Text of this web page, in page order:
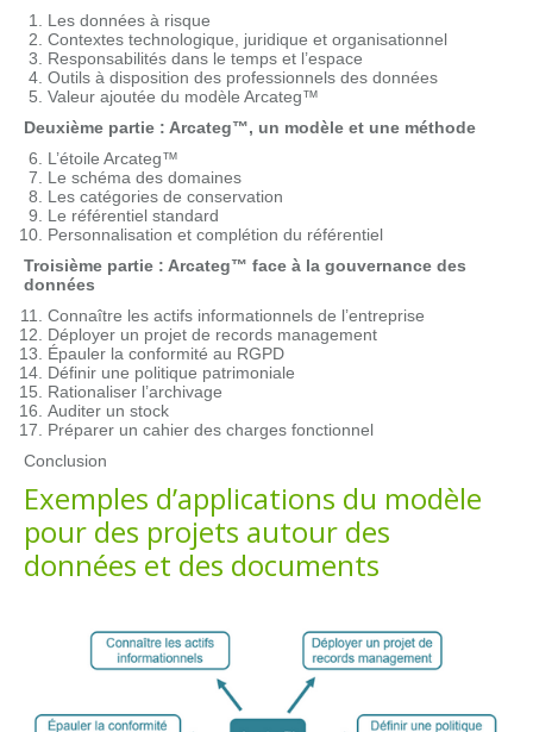
Les données à risque
Contextes technologique, juridique et organisationnel
Responsabilités dans le temps et l’espace
Outils à disposition des professionnels des données
Valeur ajoutée du modèle Arcateg™
Deuxième partie : Arcateg™, un modèle et une méthode
L’étoile Arcateg™
Le schéma des domaines
Les catégories de conservation
Le référentiel standard
Personnalisation et complétion du référentiel
Troisième partie : Arcateg™ face à la gouvernance des
données
Connaître les actifs informationnels de l’entreprise
Déployer un projet de records management
Épauler la conformité au RGPD
Définir une politique patrimoniale
Rationaliser l’archivage
Auditer un stock
Préparer un cahier des charges fonctionnel
Conclusion
Exemples d’applications du modèle
pour des projets autour des
données et des documents